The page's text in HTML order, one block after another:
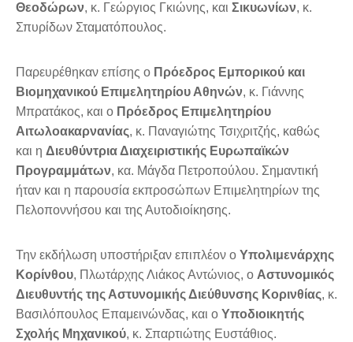
Θεοδώρων, κ. Γεώργιος Γκιώνης, και Σικυωνίων, κ.
Σπυρίδων Σταματόπουλος.
Παρευρέθηκαν επίσης ο Πρόεδρος Εμπορικού και
Βιομηχανικού Επιμελητηρίου Αθηνών, κ. Γιάννης
Μπρατάκος, και ο Πρόεδρος Επιμελητηρίου
Αιτωλοακαρνανίας, κ. Παναγιώτης Τσιχριτζής, καθώς
και η Διευθύντρια Διαχειριστικής Ευρωπαϊκών
Προγραμμάτων, κα. Μάγδα Πετροπούλου. Σημαντική
ήταν και η παρουσία εκπροσώπων Επιμελητηρίων της
Πελοποννήσου και της Αυτοδιοίκησης.
Την εκδήλωση υποστήριξαν επιπλέον ο Υπολιμενάρχης
Κορίνθου, Πλωτάρχης Λιάκος Αντώνιος, ο Αστυνομικός
Διευθυντής της Αστυνομικής Διεύθυνσης Κορινθίας, κ.
Βασιλόπουλος Επαμεινώνδας, και ο Υποδιοικητής
Σχολής Μηχανικού, κ. Σπαρτιώτης Ευστάθιος.